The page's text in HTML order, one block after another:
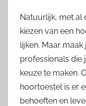
Natuurlijk, met al
kiezen van een
lijken. Maar
professionals die
keuze te maken.
hoortoestel is er
behoeften en